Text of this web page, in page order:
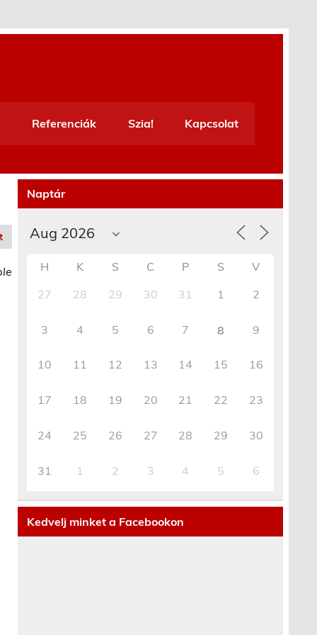
Referenciák Szia! Kapcsolat
Naptár
H K S C P S
V
27
28 29 30 31 1 2
3 4 5 6 7 8 9
10 11 12 13 14 15 16
17 18 19 20 21 22 23
24 25 26 27 28 29 30
31 1 2 3 4 5 6
Kedvelj minket a Facebookon